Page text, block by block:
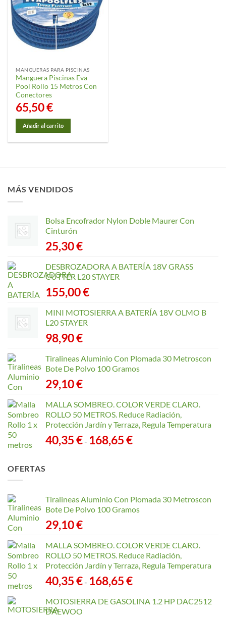
MANGUERAS PARA PISCINAS
Manguera Piscinas Eva
Pool Rollo 15 Metros Con
Conectores
65,50€
Añadir al carrito
MÁS VENDIDOS
Bolsa Encofrador Nylon Doble Maurer Con
Cinturón
25,30€
DESBROZADORA A BATERÍA 18V GRASS
CUTTER L20 STAYER
155,00€
MINI MOTOSIERRA A BATERÍA 18V OLMO B
L20 STAYER
98,90€
Tiralineas Aluminio Con Plomada 30 Metroscon
Bote De Polvo 100 Gramos
29,10€
MALLA SOMBREO. COLOR VERDE CLARO.
ROLLO 50 METROS. Reduce Radiación,
Protección Jardín y Terraza, Regula Temperatura
40,35€- 168,65€Rango
168,65 €
OFERTAS
Tiralineas Aluminio Con Plomada 30 Metroscon
Bote De Polvo 100 Gramos
29,10€
MALLA SOMBREO. COLOR VERDE CLARO.
ROLLO 50 METROS. Reduce Radiación,
Protección Jardín y Terraza, Regula Temperatura
40,35€- 168,65€Rango
precios:
MOTOSIERRA DE GASOLINA 1.2 HP DAC2512
DAEWOO